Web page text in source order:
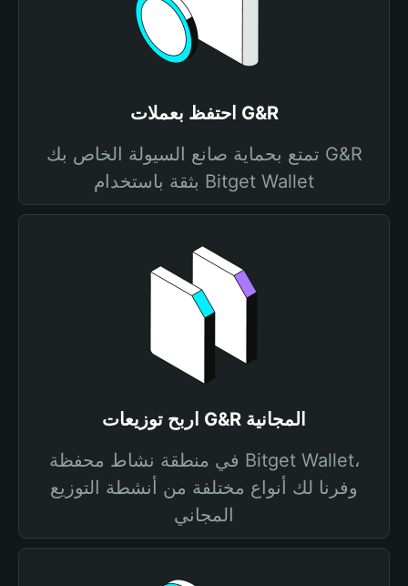
احتفظ بعملات G&R
تمتع بحماية صانع السيولة الخاص بك G&R
بثقة باستخدام Bitget Wallet
اربح توزيعات G&R المجانية
في منطقة نشاط محفظة Bitget Wallet،
وفرنا لك أنواع مختلفة من أنشطة التوزيع
المجاني